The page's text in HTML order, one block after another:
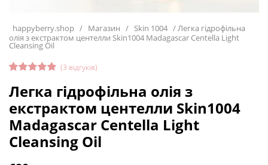
happyberry.shop / Магазин / Skin 1004 /Легка гідрофільна
олія з екстрактом центелли Skin1004 Madagascar Centella Light
Cleansing Oil
5.00з 5
на основі
опитуван
ня
покупців
(3 відгуків)
Легка гідрофільна олія з
екстрактом центелли Skin1004
Madagascar Centella Light
Cleansing Oil